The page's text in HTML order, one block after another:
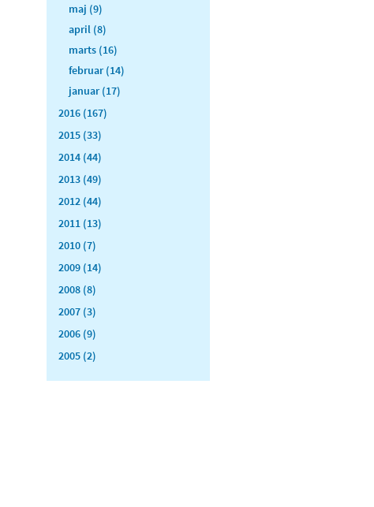
maj (9)
april (8)
marts (16)
februar (14)
januar (17)
2016 (167)
2015 (33)
2014 (44)
2013 (49)
2012 (44)
2011 (13)
2010 (7)
2009 (14)
2008 (8)
2007 (3)
2006 (9)
2005 (2)